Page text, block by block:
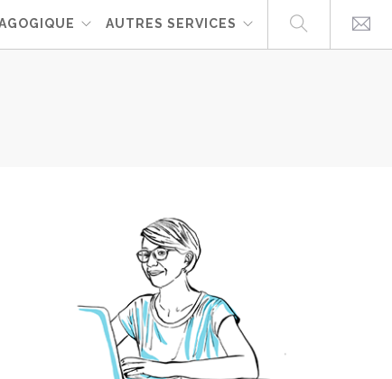
AUTRES SERVICES